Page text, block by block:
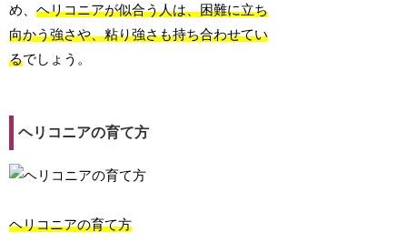
め、ヘリコニアが似合う人は、困難に立ち
向かう強さや、粘り強さも持ち合わせてい
るでしょう。
ヘリコニアの育て方
ヘリコニアの育て方